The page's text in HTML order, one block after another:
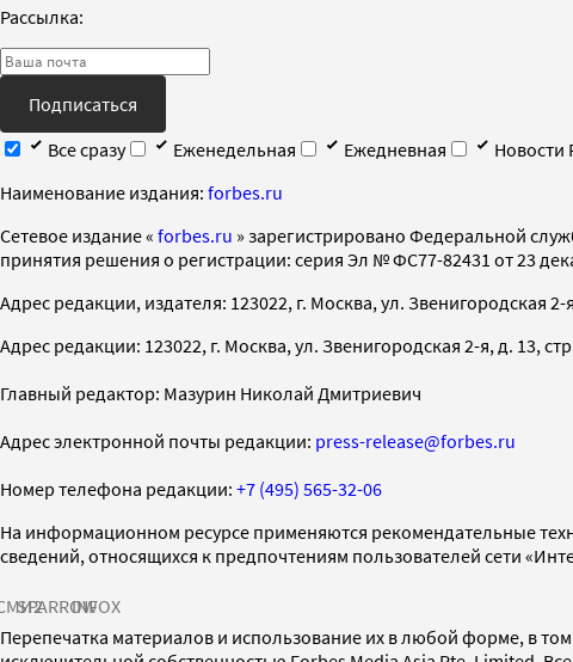
Рассылка:
Подписаться
Все сразу
Еженедельная Ежедневная
Новости
Наименование издания: forbes.ru
Cетевое издание « forbes.ru » зарегистрировано Федеральной
принятия решения о регистрации: серия Эл № ФС77-82431 от 23
Адрес редакции, издателя: 123022, г. Москва, ул. Звенигородская 2-
Адрес редакции: 123022, г. Москва, ул. Звенигородская 2-я, д. 13,
Главный редактор: Мазурин Николай Дмитриевич
Адрес электронной почты редакции: press-release@forbes.ru
Номер телефона редакции: +7 (495) 565-32-06
На информационном ресурсе применяются рекомендательные
сведений, относящихся к предпочтениям пользователей сети
SPARROWINFOX
Перепечатка материалов и использование их в любой форме, в